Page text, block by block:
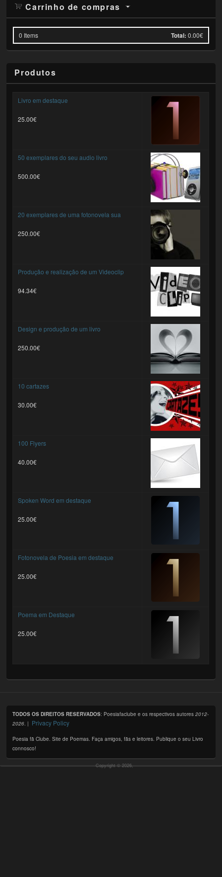
Carrinho de compras
0 Items Total: 0.00€
Produtos
Livro em destaque
25.00€
50 exemplares do seu audio livro
500.00€
20 exemplares de uma fotonovela sua
250.00€
Produção e realização de um Videoclip
94.34€
Design e produção de um livro
250.00€
10 cartazes
30.00€
100 Flyers
40.00€
Spoken Word em destaque
25.00€
Fotonovela de Poesia em destaque
25.00€
Poema em Destaque
25.00€
TODOS OS DIREITOS RESERVADOS: Poesiafaclube e os respectivos autores2012-
2026. | Privacy Policy
Poesia fã Clube. Site de Poemas. Faça amigos, fãs e leitores. Publique o seu Livro
connosco!
Copyright © 2026,